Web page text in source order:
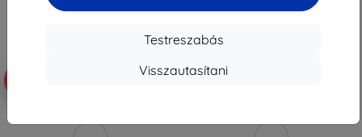
Testreszabás
Visszautasítani
-10%